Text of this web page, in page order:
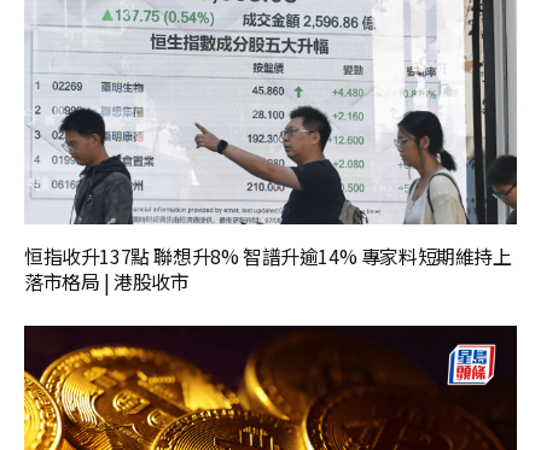
恒指收升137點 聯想升8% 智譜升逾14% 專家料短期維持上
落市格局 | 港股收市